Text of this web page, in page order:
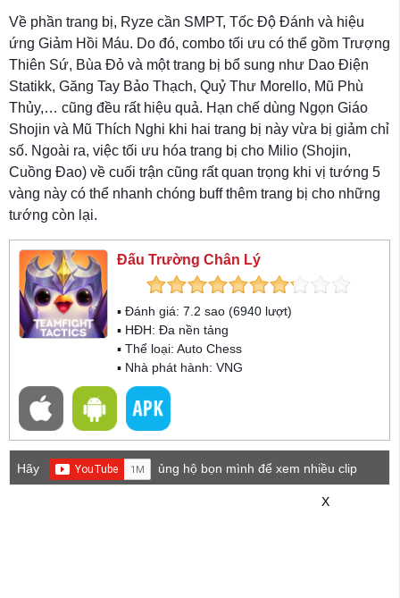
Về phần trang bị, Ryze cần SMPT, Tốc Độ Đánh và hiệu
ứng Giảm Hồi Máu. Do đó, combo tối ưu có thể gồm Trượng
Thiên Sứ, Bùa Đỏ và một trang bị bổ sung như Dao Điện
Statikk, Găng Tay Bảo Thạch, Quỷ Thư Morello, Mũ Phù
Thủy,… cũng đều rất hiệu quả. Hạn chế dùng Ngọn Giáo
Shojin và Mũ Thích Nghi khi hai trang bị này vừa bị giảm chỉ
số. Ngoài ra, việc tối ưu hóa trang bị cho Milio (Shojin,
Cuồng Đao) về cuối trận cũng rất quan trọng khi vị tướng 5
vàng này có thể nhanh chóng buff thêm trang bị cho những
tướng còn lại.
Đấu Trường Chân Lý
▪ Đánh giá: 7.2 sao (6940 lượt)
▪ HĐH: Đa nền tảng
▪ Thể loại: Auto Chess
▪ Nhà phát hành: VNG
Hãy
ủng hộ bọn mình để xem nhiều clip
X